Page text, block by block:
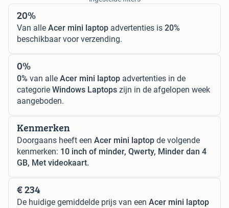
20%
Van alle Acer mini laptop advertenties is 20%
beschikbaar voor verzending.
0%
0% van alle Acer mini laptop advertenties in de
categorie Windows Laptops zijn in de afgelopen week
aangeboden.
Kenmerken
Doorgaans heeft een Acer mini laptop de volgende
kenmerken: 10 inch of minder, Qwerty, Minder dan 4
GB, Met videokaart.
€ 234
De huidige gemiddelde prijs van een Acer mini laptop